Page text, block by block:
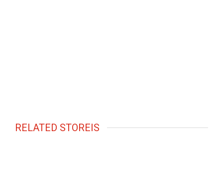
RELATED STOREIS